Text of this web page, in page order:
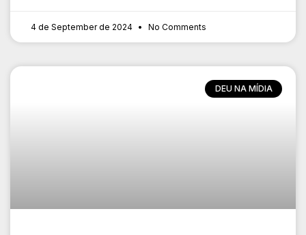
4 de September de 2024 No Comments
DEU NA MÍDIA